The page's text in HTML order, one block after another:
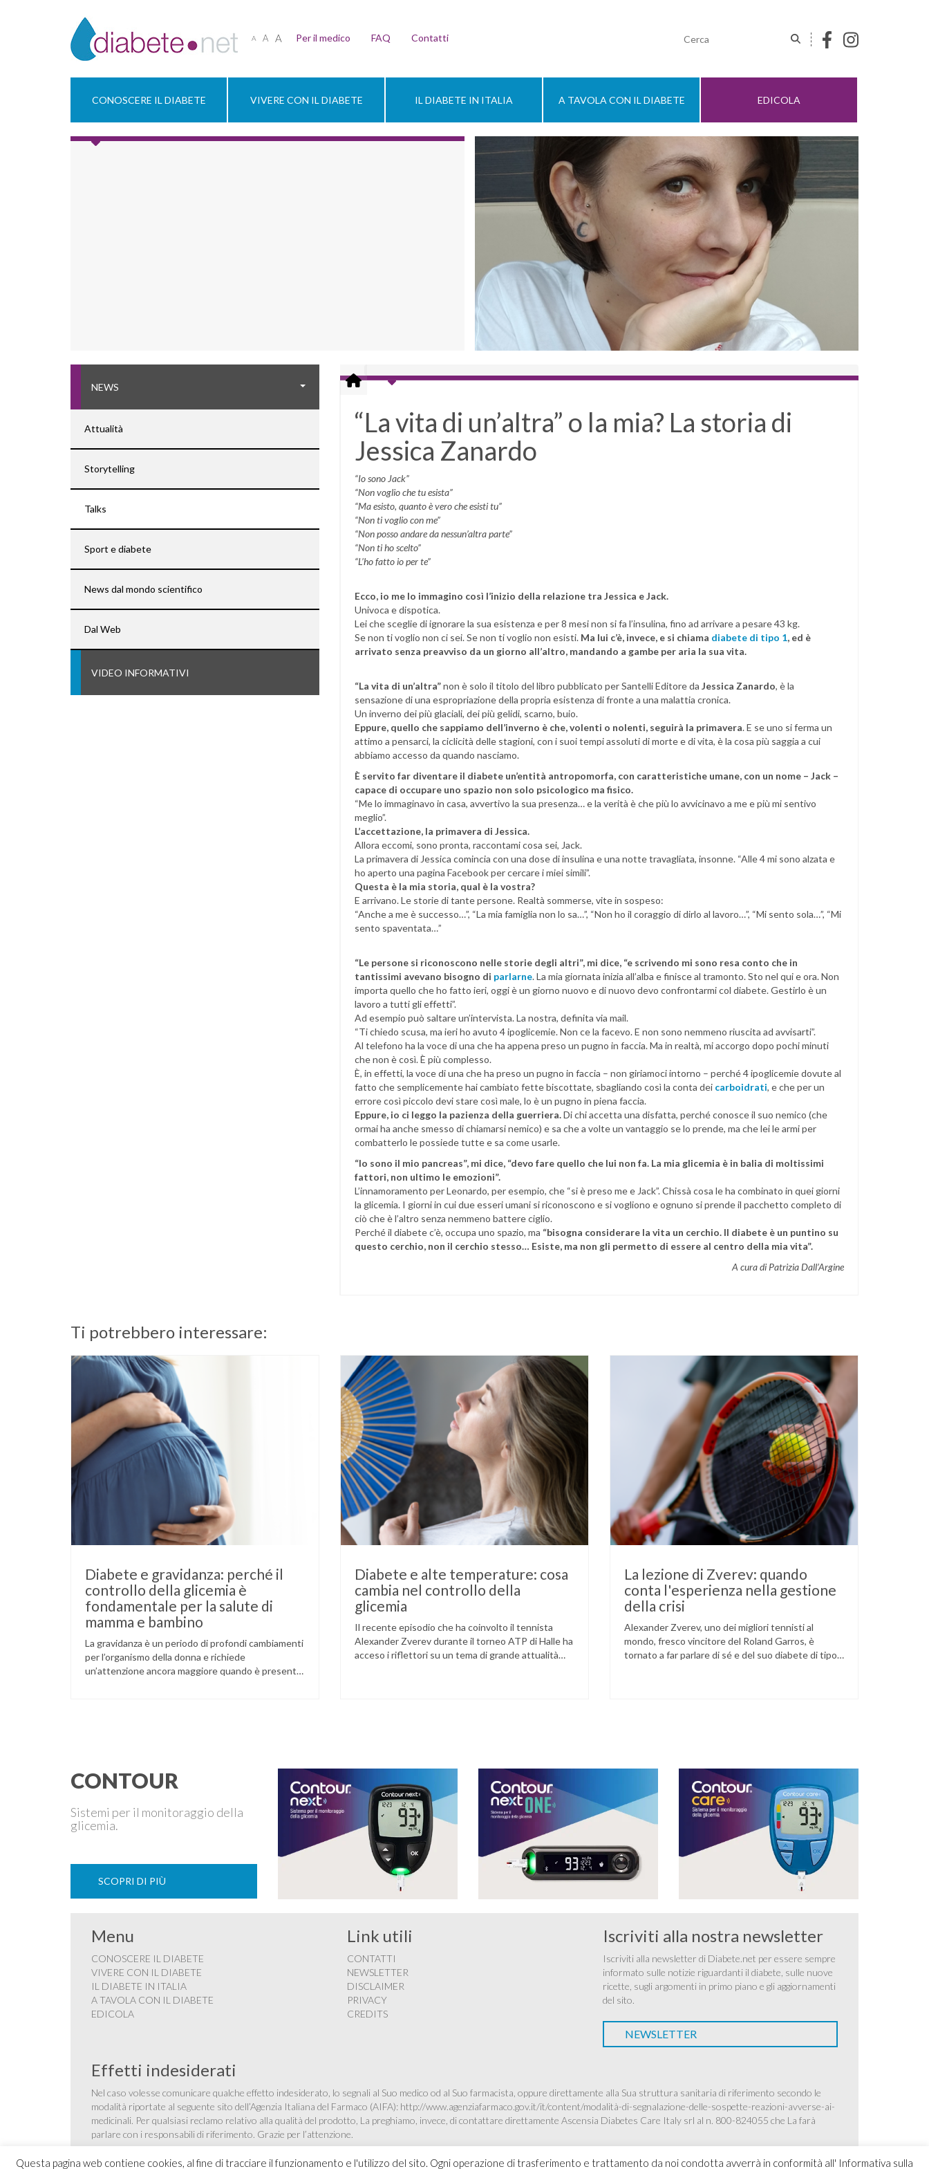
A A A Per il medico FAQ Contatti
CONOSCERE IL DIABETE VIVERE CON IL DIABETE IL DIABETE IN ITALIA A TAVOLA CON IL DIABETE EDICOLA
NEWS
Attualità
Storytelling
Talks
Sport e diabete
News dal mondo scientifico
Dal Web
VIDEO INFORMATIVI
“La vita di un’altra” o la mia? La storia di
Jessica Zanardo
“Io sono Jack”
“Non voglio che tu esista”
“Ma esisto, quanto è vero che esisti tu”
“Non ti voglio con me”
“Non posso andare da nessun’altra parte”
“Non ti ho scelto”
“L’ho fatto io per te”
Ecco, io me lo immagino così l’inizio della relazione tra Jessica e Jack.
Univoca e dispotica.
Lei che sceglie di ignorare la sua esistenza e per 8 mesi non si fa l’insulina, fino ad arrivare a pesare 43 kg.
Se non ti voglio non ci sei. Se non ti voglio non esisti. Ma lui c’è, invece, e si chiama diabete di tipo 1, ed è
arrivato senza preavviso da un giorno all’altro, mandando a gambe per aria la sua vita.
“La vita di un’altra”non è solo il titolo del libro pubblicato per Santelli Editore da Jessica Zanardo, è la
sensazione di una espropriazione della propria esistenza di fronte a una malattia cronica.
Un inverno dei più glaciali, dei più gelidi, scarno, buio.
Eppure, quello che sappiamo dell’inverno è che, volenti o nolenti, seguirà la primavera. E se uno si ferma un
attimo a pensarci, la ciclicità delle stagioni, con i suoi tempi assoluti di morte e di vita, è la cosa più saggia a cui
abbiamo accesso da quando nasciamo.
È servito far diventare il diabete un’entità antropomorfa, con caratteristiche umane, con un nome – Jack –
capace di occupare uno spazio non solo psicologico ma fisico.
“Me lo immaginavo in casa, avvertivo la sua presenza… e la verità è che più lo avvicinavo a me e più mi sentivo
meglio”.
L’accettazione, la primavera di Jessica.
Allora eccomi, sono pronta, raccontami cosa sei, Jack.
La primavera di Jessica comincia con una dose di insulina e una notte travagliata, insonne. “Alle 4 mi sono alzata e
ho aperto una pagina Facebook per cercare i miei simili”.
Questa è la mia storia, qual è la vostra?
E arrivano. Le storie di tante persone. Realtà sommerse, vite in sospeso:
“Anche a me è successo…”, “La mia famiglia non lo sa…”, “Non ho il coraggio di dirlo al lavoro…”, “Mi sento sola…”, “Mi
sento spaventata…”
“Le persone si riconoscono nelle storie degli altri”, mi dice, “e scrivendo mi sono resa conto che in
tantissimi avevano bisogno di parlarne. La mia giornata inizia all’alba e finisce al tramonto. Sto nel qui e ora. Non
importa quello che ho fatto ieri, oggi è un giorno nuovo e di nuovo devo confrontarmi col diabete. Gestirlo è un
lavoro a tutti gli effetti”.
Ad esempio può saltare un’intervista. La nostra, definita via mail.
“Ti chiedo scusa, ma ieri ho avuto 4 ipoglicemie. Non ce la facevo. E non sono nemmeno riuscita ad avvisarti”.
Al telefono ha la voce di una che ha appena preso un pugno in faccia. Ma in realtà, mi accorgo dopo pochi minuti
che non è così. È più complesso.
È, in effetti, la voce di una che ha preso un pugno in faccia – non giriamoci intorno – perché 4 ipoglicemie dovute al
fatto che semplicemente hai cambiato fette biscottate, sbagliando così la conta dei carboidrati, e che per un
errore così piccolo devi stare così male, lo è un pugno in piena faccia.
Eppure, io ci leggo la pazienza della guerriera.Di chi accetta una disfatta, perché conosce il suo nemico (che
ormai ha anche smesso di chiamarsi nemico) e sa che a volte un vantaggio se lo prende, ma che lei le armi per
combatterlo le possiede tutte e sa come usarle.
“Io sono il mio pancreas”, mi dice, “devo fare quello che lui non fa. La mia glicemia è in balia di moltissimi
fattori, non ultimo le emozioni”.
L’innamoramento per Leonardo, per esempio, che “si è preso me e Jack”. Chissà cosa le ha combinato in quei giorni
la glicemia. I giorni in cui due esseri umani si riconoscono e si vogliono e ognuno si prende il pacchetto completo di
ciò che è l’altro senza nemmeno battere ciglio.
Perché il diabete c’è, occupa uno spazio, ma “bisogna considerare la vita un cerchio. Il diabete è un puntino su
questo cerchio, non il cerchio stesso… Esiste, ma non gli permetto di essere al centro della mia vita”.
A cura di Patrizia Dall’Argine
Ti potrebbero interessare:
Diabete e gravidanza: perché il
controllo della glicemia è
fondamentale per la salute di
mamma e bambino
La gravidanza è un periodo di profondi cambiamenti
per l’organismo della donna e richiede
un’attenzione ancora maggiore quando è presente
Diabete e alte temperature: cosa
cambia nel controllo della
glicemia
Il recente episodio che ha coinvolto il tennista
Alexander Zverev durante il torneo ATP di Halle ha
acceso i riflettori su un tema di grande attualità
La lezione di Zverev: quando
conta l'esperienza nella gestione
della crisi
Alexander Zverev, uno dei migliori tennisti al
mondo, fresco vincitore del Roland Garros, è
tornato a far parlare di sé e del suo diabete di tipo
CONTOUR
Sistemi per il monitoraggio della
glicemia.
SCOPRI DI PIÙ
Questa pagina web contiene cookies, al fine di tracciare il funzionamento e l'utilizzo del sito. Ogni operazione di trasferimento e trattamento da noi condotta avverrà in conformità all' Informativa sulla
Menu
CONOSCERE IL DIABETE
VIVERE CON IL DIABETE
IL DIABETE IN ITALIA
A TAVOLA CON IL DIABETE
EDICOLA
Link utili
CONTATTI
NEWSLETTER
DISCLAIMER
PRIVACY
CREDITS
Iscriviti alla nostra newsletter
Iscriviti alla newsletter di Diabete.net per essere sempre
informato sulle notizie riguardanti il diabete, sulle nuove
ricette, sugli argomenti in primo piano e gli aggiornamenti
del sito.
NEWSLETTER
Effetti indesiderati
Nel caso volesse comunicare qualche effetto indesiderato, lo segnali al Suo medico od al Suo farmacista, oppure direttamente alla Sua struttura sanitaria di riferimento secondo le
modalità riportate al seguente sito dell’Agenzia Italiana del Farmaco (AIFA): http://www.agenziafarmaco.gov.it/it/content/modalità-di-segnalazione-delle-sospette-reazioni-avverse-ai-
medicinali. Per qualsiasi reclamo relativo alla qualità del prodotto, La preghiamo, invece, di contattare direttamente Ascensia Diabetes Care Italy srl al n. 800-824055 che La farà
parlare con i responsabili di riferimento. Grazie per l’attenzione.